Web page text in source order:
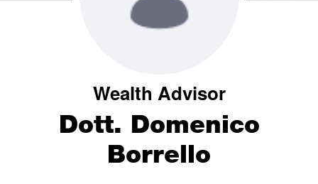
Wealth Advisor
Dott. Domenico
Borrello